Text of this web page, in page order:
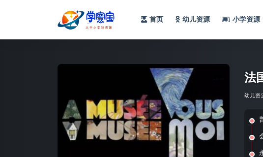
首页 幼儿资源 小学资源
法
幼儿资